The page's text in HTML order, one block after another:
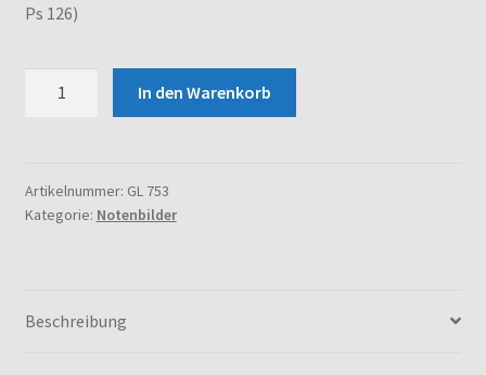
Ps 126)
Herr
hat
getan
In den Warenkorb
Artikelnummer: GL 753
Kategorie: Notenbilder
Beschreibung